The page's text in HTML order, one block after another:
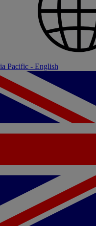
Pacific - English